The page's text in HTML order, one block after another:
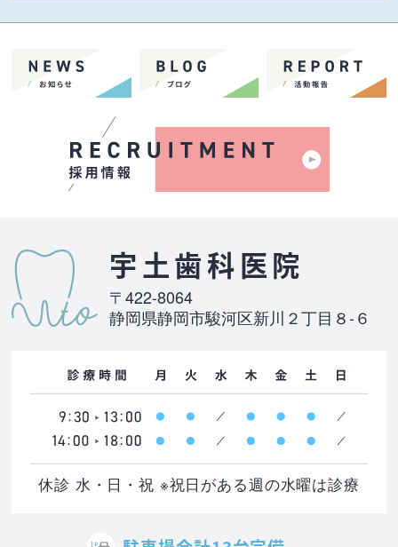
宇土歯科医院
〒422-8064
静岡県静岡市駿河区新川２丁目８-６
休診 水・日・祝 ※祝日がある週の水曜は診療